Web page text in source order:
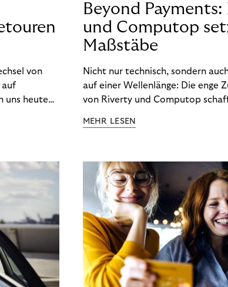
von
auf
uns heute
Beyond Payments:
und Computop
Maßstäbe
Nicht nur technisch, sondern
auf einer Wellenlänge: Die enge
von Riverty und Computop
Zahlungsabwicklung echte
MEHR LESEN